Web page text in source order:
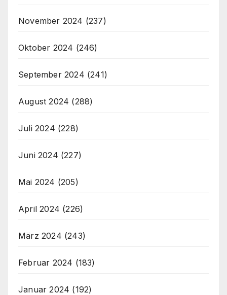
November 2024 (237)
Oktober 2024 (246)
September 2024 (241)
August 2024 (288)
Juli 2024 (228)
Juni 2024 (227)
Mai 2024 (205)
April 2024 (226)
März 2024 (243)
Februar 2024 (183)
Januar 2024 (192)